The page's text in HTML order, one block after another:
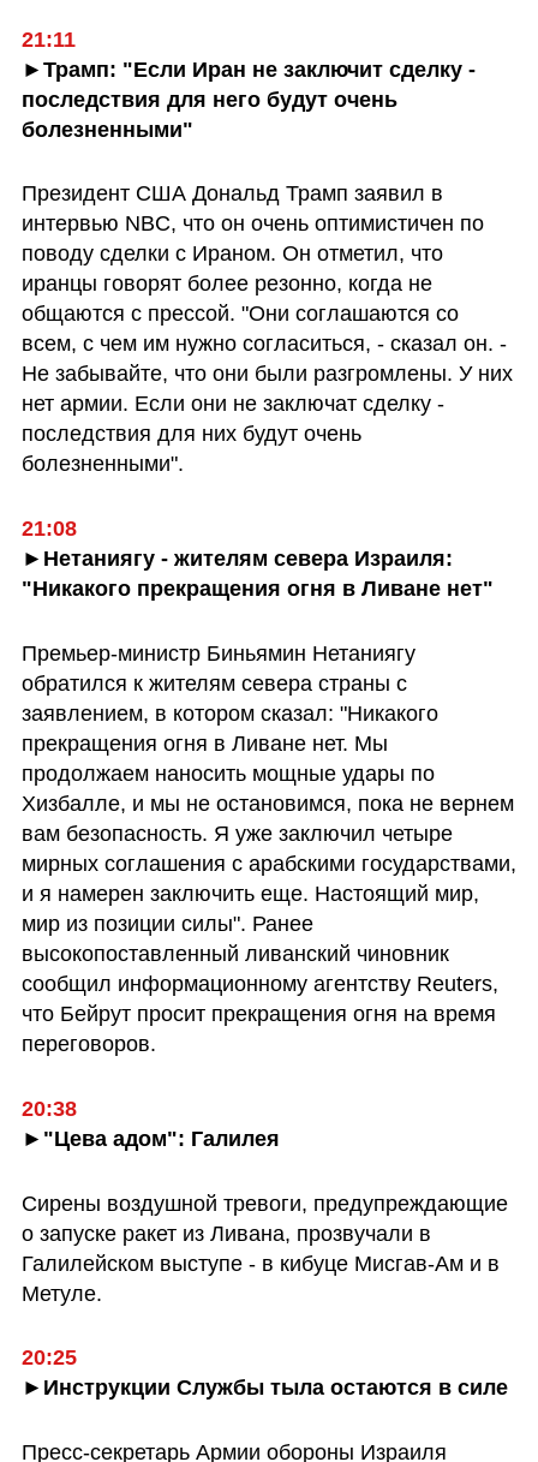
21:11
►Трамп: "Если Иран не заключит сделку -
последствия для него будут очень
болезненными"
Президент США Дональд Трамп заявил в
интервью NBC, что он очень оптимистичен по
поводу сделки с Ираном. Он отметил, что
иранцы говорят более резонно, когда не
общаются с прессой. "Они соглашаются со
всем, с чем им нужно согласиться, - сказал он. -
Не забывайте, что они были разгромлены. У них
нет армии. Если они не заключат сделку -
последствия для них будут очень
болезненными".
21:08
►Нетаниягу - жителям севера Израиля:
"Никакого прекращения огня в Ливане нет"
Премьер-министр Биньямин Нетаниягу
обратился к жителям севера страны с
заявлением, в котором сказал: "Никакого
прекращения огня в Ливане нет. Мы
продолжаем наносить мощные удары по
Хизбалле, и мы не остановимся, пока не вернем
вам безопасность. Я уже заключил четыре
мирных соглашения с арабскими государствами,
и я намерен заключить еще. Настоящий мир,
мир из позиции силы". Ранее
высокопоставленный ливанский чиновник
сообщил информационному агентству Reuters,
что Бейрут просит прекращения огня на время
переговоров.
20:38
►"Цева адом": Галилея
Сирены воздушной тревоги, предупреждающие
о запуске ракет из Ливана, прозвучали в
Галилейском выступе - в кибуце Мисгав-Ам и в
Метуле.
20:25
►Инструкции Службы тыла остаются в силе
Пресс-секретарь Армии обороны Израиля